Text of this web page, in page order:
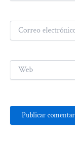
Correo
electrónico*
Web